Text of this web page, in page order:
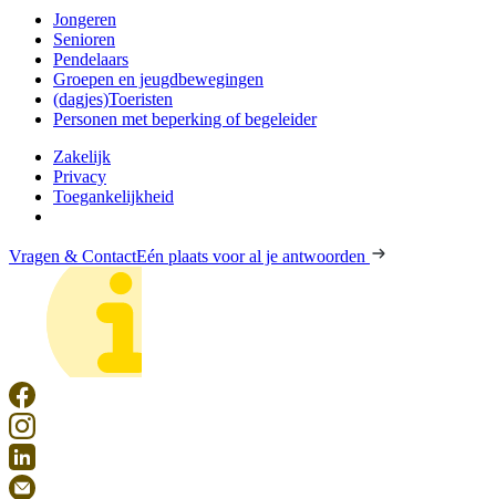
Jongeren
Senioren
Pendelaars
Groepen en jeugdbewegingen
(dagjes)Toeristen
Personen met beperking of begeleider
Zakelijk
Privacy
Toegankelijkheid
Vragen & ContactEén plaats voor al je antwoorden